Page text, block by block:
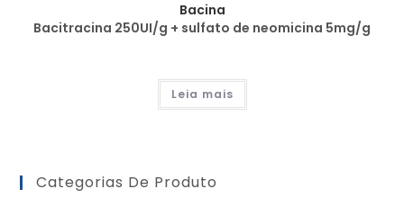
Bacina
Bacitracina 250UI/g + sulfato de neomicina 5mg/g
Leia mais
Categorias De Produto